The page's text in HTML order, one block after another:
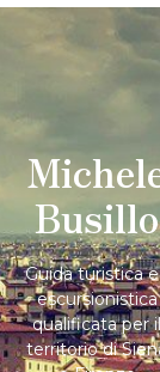
Busillo
Guida turistica
escursionistica
qualificata per
territorio di